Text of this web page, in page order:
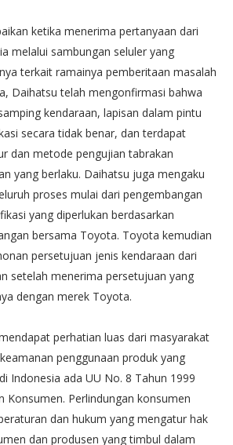
ketika menerima pertanyaan dari
melalui sambungan seluler yang
terkait ramainya pemberitaan masalah
Daihatsu telah mengonfirmasi bahwa
kendaraan, lapisan dalam pintu
secara tidak benar, dan terdapat
dan metode pengujian tabrakan
yang berlaku. Daihatsu juga mengaku
proses mulai dari pengembangan
yang diperlukan berdasarkan
bersama Toyota. Toyota kemudian
persetujuan jenis kendaraan dari
setelah menerima persetujuan yang
dengan merek Toyota.
perhatian luas dari masyarakat
penggunaan produk yang
Indonesia ada UU No. 8 Tahun 1999
Konsumen. Perlindungan konsumen
dan hukum yang mengatur hak
dan produsen yang timbul dalam